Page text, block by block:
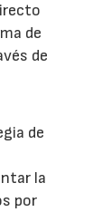
de
de
de
la
por